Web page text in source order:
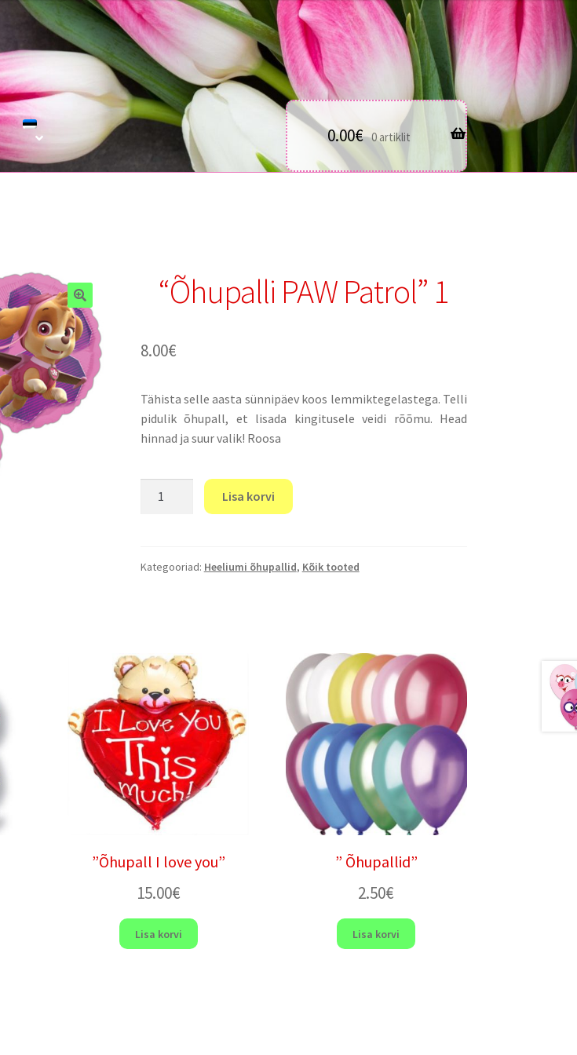
0.00€ 0 artiklit
“Õhupalli PAW Patrol” 1
8.00€
Tähista selle aasta sünnipäev koos lemmiktegelastega. Telli
pidulik õhupall, et lisada kingitusele veidi rõõmu. Head
hinnad ja suur valik! Roosa
kogus
Lisa korvi
Kategooriad: Heeliumi õhupallid, Kõik tooted
”Õhupall I love you”
15.00€
Lisa korvi
” Õhupallid”
2.50€
Lisa korvi